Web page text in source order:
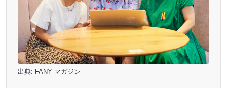
出典: FANY マガジン